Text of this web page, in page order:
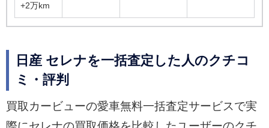
+2万km
日産 セレナを一括査定した人のクチコ
ミ・評判
買取カービューの愛車無料一括査定サービスで実